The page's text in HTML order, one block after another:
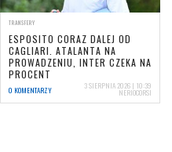
TRANSFERY
ESPOSITO CORAZ DALEJ OD
CAGLIARI. ATALANTA NA
PROWADZENIU, INTER CZEKA NA
PROCENT
0 KOMENTARZY 3 SIERPNIA 2026 | 10:39
NERIOCORSI